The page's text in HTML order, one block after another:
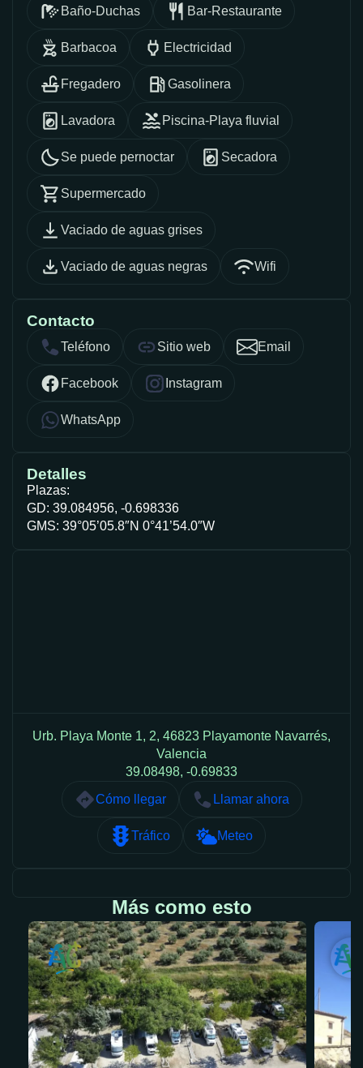
Baño-Duchas Bar-Restaurante
Barbacoa Electricidad
Fregadero Gasolinera
Lavadora Piscina-Playa fluvial
Se puede pernoctar Secadora
Supermercado
Vaciado de aguas grises
Vaciado de aguas negras Wifi
Contacto
Teléfono Sitio web Email
Facebook Instagram
WhatsApp
Detalles
Plazas:
GD: 39.084956, -0.698336
GMS: 39°05’05.8″N 0°41’54.0″W
Urb. Playa Monte 1, 2, 46823 Playamonte Navarrés,
Valencia
39.08498, -0.69833
Cómo llegar
Llamar ahora
Tráfico Meteo
Más como esto